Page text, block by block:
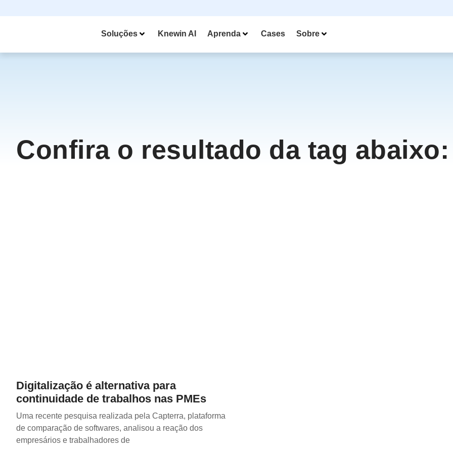
Soluções Knewin AI Aprenda Cases Sobre
Confira o resultado da tag abaixo:
Digitalização é alternativa para
continuidade de trabalhos nas PMEs
Uma recente pesquisa realizada pela Capterra, plataforma
de comparação de softwares, analisou a reação dos
empresários e trabalhadores de